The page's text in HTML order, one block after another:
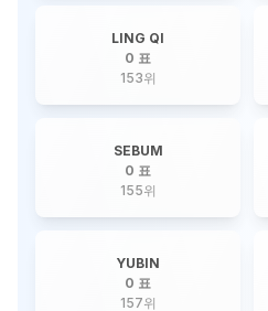
LING QI
0 표
153위
SEBUM
0 표
155위
YUBIN
0 표
157위